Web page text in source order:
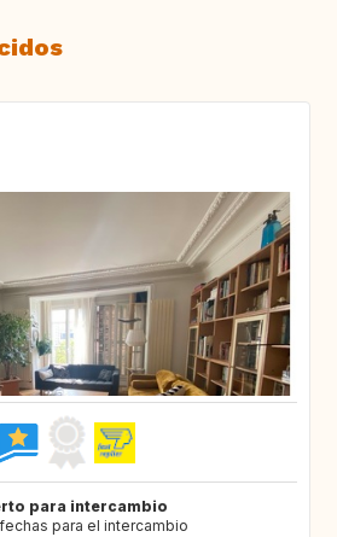
para intercambio
para el intercambio